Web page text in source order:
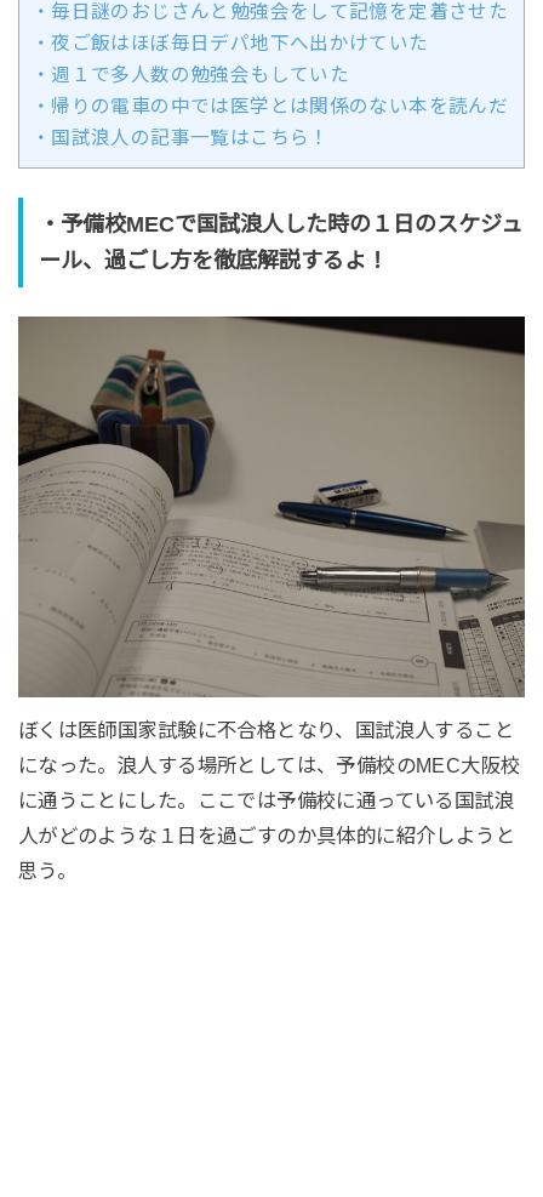
・毎日謎のおじさんと勉強会をして記憶を定着させた
・夜ご飯はほぼ毎日デパ地下へ出かけていた
・週１で多人数の勉強会もしていた
・帰りの電車の中では医学とは関係のない本を読んだ
・国試浪人の記事一覧はこちら！
・予備校MECで国試浪人した時の１日のスケジュ
ール、過ごし方を徹底解説するよ！
ぼくは医師国家試験に不合格となり、国試浪人すること
になった。浪人する場所としては、予備校のMEC大阪校
に通うことにした。ここでは予備校に通っている国試浪
人がどのような１日を過ごすのか具体的に紹介しようと
思う。